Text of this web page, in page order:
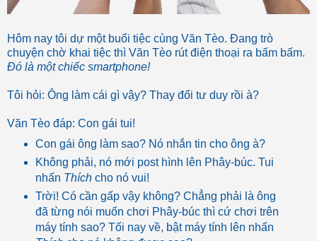
Hôm nay tôi dự một buổi tiệc cùng Văn Tèo. Đang trò
chuyện chờ khai tiệc thì Văn Tèo rút điện thoại ra bấm bấm.
Đó là một chiếc smartphone!
Tôi hỏi: Ông làm cái gì vậy? Thay đổi tư duy rồi à?
Văn Tèo đáp: Con gái tui!
Con gái ông làm sao? Nó nhắn tin cho ông à?
Không phải, nó mới post hình lên Phây-búc. Tui
nhấn Thíchcho nó vui!
Trời! Có cần gấp vậy không? Chẳng phải là ông
đã từng nói muốn chơi Phây-búc thì cứ chơi trên
máy tính sao? Tối nay về, bật máy tính lên nhấn